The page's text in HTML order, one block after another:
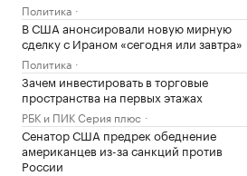
Политика
В США анонсировали новую мирную
сделку с Ираном «сегодня или завтра»
Политика
Зачем инвестировать в торговые
пространства на первых этажах
РБК и ПИК Серия плюс
Сенатор США предрек обеднение
американцев из-за санкций против
России